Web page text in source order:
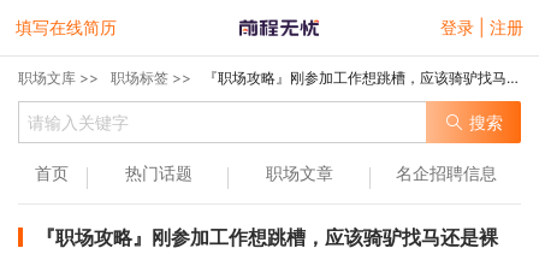
填写在线简历 登录 | 注册
职场文库 >> 职场标签 >> 『职场攻略』刚参加工作想跳槽，应该骑驴找马还是裸辞？
搜索
首页 热门话题 职场文章 名企招聘信息
『职场攻略』刚参加工作想跳槽，应该骑驴找马还是裸